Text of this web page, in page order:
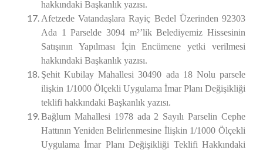
hakkındaki Başkanlık yazısı.
Afetzede Vatandaşlara Rayiç Bedel Üzerinden 92303
Ada 1 Parselde 3094 m²’lik Belediyemiz Hissesinin
Satışının Yapılması İçin Encümene yetki verilmesi
hakkındaki Başkanlık yazısı.
Şehit Kubilay Mahallesi 30490 ada 18 Nolu parsele
ilişkin 1/1000 Ölçekli Uygulama İmar Planı Değişikliği
teklifi hakkındaki Başkanlık yazısı.
Bağlum Mahallesi 1978 ada 2 Sayılı Parselin Cephe
Hattının Yeniden Belirlenmesine İlişkin 1/1000 Ölçekli
Uygulama İmar Planı Değişikliği Teklifi Hakkındaki